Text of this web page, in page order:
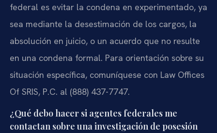
federal es evitar la condena en experimentado, ya
sea mediante la desestimación de los cargos, la
absolución en juicio, o un acuerdo que no resulte
en una condena formal. Para orientación sobre su
situación específica, comuníquese con Law Offices
Of SRIS, P.C. al (888) 437-7747.
¿Qué debo hacer si agentes federales me
contactan sobre una investigación de posesión